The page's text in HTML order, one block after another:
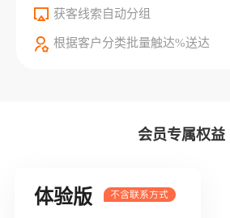
获客线索自动分组
根据客户分类批量触达%送达
会员专属权益
体验版